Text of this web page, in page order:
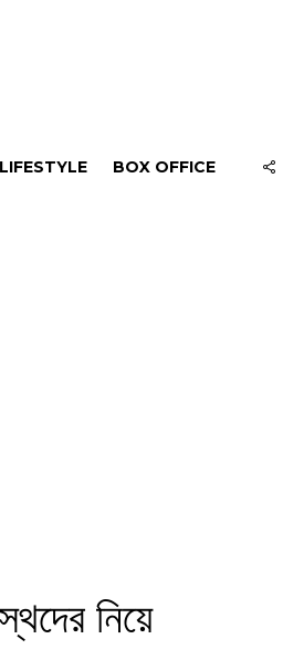
LIFESTYLE BOX OFFICE
নিয়ে